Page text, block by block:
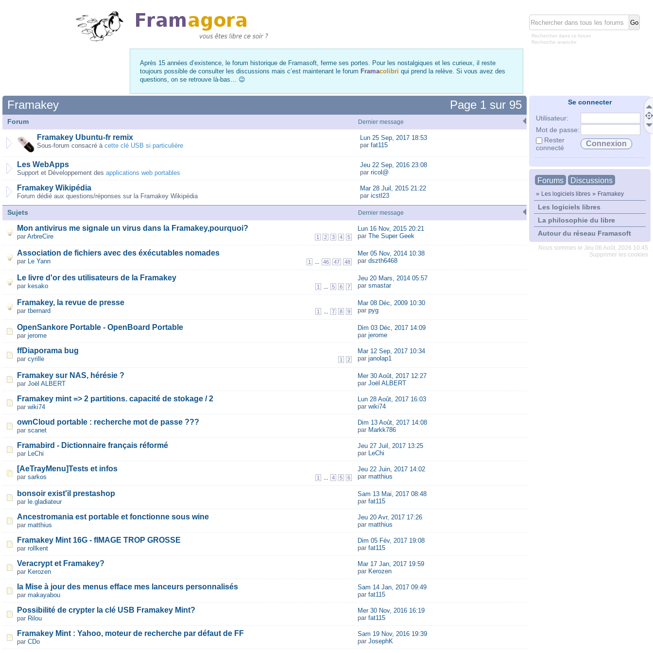
Rechercher dans ce forum
Recherche avancée
Après 15 années d’existence, le forum historique de Framasoft, ferme ses portes. Pour les nostalgiques et les curieux, il reste
toujours possible de consulter les discussions mais c’est maintenant le forum Framacolibri qui prend la relève. Si vous avez des
questions, on se retrouve là-bas… 😉
Se connecter
Utilisateur:
Mot de passe:
Rester
connecté
Forums Discussions
» Les logiciels libres » Framakey
Les logiciels libres
La philosophie du libre
Autour du réseau Framasoft
Nous sommes le Jeu 06 Août, 2026 10:45
Supprimer les cookies
Page 1 sur 95
Framakey
Forum Dernier message
Framakey Ubuntu-fr remix
Sous-forum consacré à cette clé USB si particulière
Lun 25 Sep, 2017 18:53
par fat115
Les WebApps
Support et Développement des applications web portables
Jeu 22 Sep, 2016 23:08
par ricol@
Framakey Wikipédia
Forum dédié aux questions/réponses sur la Framakey Wikipédia
Mar 28 Juil, 2015 21:22
par icstl23
Sujets Dernier message
Mon antivirus me signale un virus dans la Framakey,pourquoi?
1 2 3 4 5
par ArbreCire
Lun 16 Nov, 2015 20:21
par The Super Geek
Association de fichiers avec des éxécutables nomades
1 ... 46 47 48
par Le Yann
Mer 05 Nov, 2014 10:38
par dszth6468
Le livre d'or des utilisateurs de la Framakey
1 ... 5 6 7
par kesako
Jeu 20 Mars, 2014 05:57
par smastar
Framakey, la revue de presse
1 ... 7 8 9
par tbernard
Mar 08 Déc, 2009 10:30
par pyg
OpenSankore Portable - OpenBoard Portable
par jerome
Dim 03 Déc, 2017 14:09
par jerome
ffDiaporama bug
1 2
par cyrille
Mar 12 Sep, 2017 10:34
par janolap1
Framakey sur NAS, hérésie ?
par Joël ALBERT
Mer 30 Août, 2017 12:27
par Joël ALBERT
Framakey mint => 2 partitions. capacité de stokage / 2
par wiki74
Lun 28 Août, 2017 16:03
par wiki74
ownCloud portable : recherche mot de passe ???
par scanet
Dim 13 Août, 2017 14:08
par Markk786
Framabird - Dictionnaire français réformé
par LeChi
Jeu 27 Juil, 2017 13:25
par LeChi
[AeTrayMenu]Tests et infos
1 ... 4 5 6
par sarkos
Jeu 22 Juin, 2017 14:02
par matthius
bonsoir exist'il prestashop
par le.gladiateur
Sam 13 Mai, 2017 08:48
par fat115
Ancestromania est portable et fonctionne sous wine
par matthius
Jeu 20 Avr, 2017 17:26
par matthius
Framakey Mint 16G - fIMAGE TROP GROSSE
par rollkent
Dim 05 Fév, 2017 19:08
par fat115
Veracrypt et Framakey?
par Kerozen
Mar 17 Jan, 2017 19:59
par Kerozen
la Mise à jour des menus efface mes lanceurs personnalisés
par makayabou
Sam 14 Jan, 2017 09:49
par fat115
Possibilité de crypter la clé USB Framakey Mint?
par Rilou
Mer 30 Nov, 2016 16:19
par fat115
Framakey Mint : Yahoo, moteur de recherche par défaut de FF
par CDo
Sam 19 Nov, 2016 19:39
par JosephK